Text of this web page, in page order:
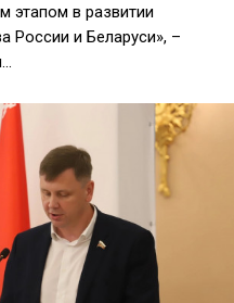
этапом в развитии
России и Беларуси», –